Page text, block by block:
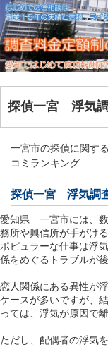
探偵一宮 浮気
一宮市の探偵に関す
コミランキング
探偵一宮 浮気調
愛知県 一宮市には、
務所や興信所が手がけ
ポピュラーな仕事は浮
係をめぐるトラブルが
恋人関係にある異性が
ケースが多いですが、
っては、浮気が原因で
ただし、配偶者の浮気